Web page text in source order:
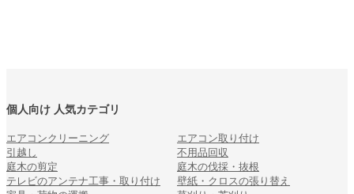
個人向け 人気カテゴリ
エアコンクリーニング
エアコン取り付け
引越し
不用品回収
庭木の剪定
庭木の伐採・抜根
テレビのアンテナ工事・取り付け
壁紙・クロスの張り替え